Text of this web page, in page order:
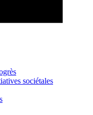
sociétales